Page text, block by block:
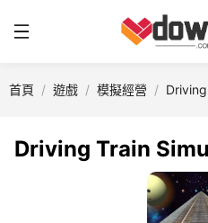
首頁 遊戲 模擬經營
Driving Train